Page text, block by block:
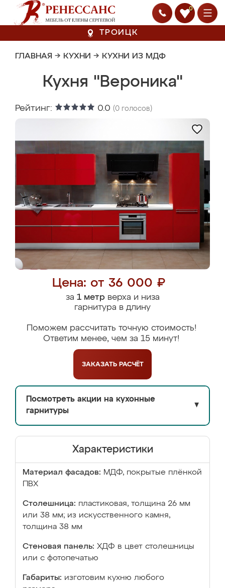
0
ТРОИЦК
ГЛАВНАЯ → КУХНИ → КУХНИ ИЗ МДФ
Кухня "Вероника"
Рейтинг: 0.0 (0 голосов)
Цена: от 36 000 ₽
за 1 метрверха и низа
гарнитура в длину
Поможем рассчитать точную стоимость!
Ответим менее, чем за 15 минут!
ЗАКАЗАТЬ РАСЧЁТ
Посмотреть акции на кухонные
гарнитуры
▼
Характеристики
Материал фасадов: МДФ, покрытые плёнкой
ПВХ
Столешница: пластиковая, толщина 26 мм
или 38 мм; из искусственного камня,
толщина 38 мм
Стеновая панель: ХДФ в цвет столешницы
или с фотопечатью
Габариты: изготовим кухню любого